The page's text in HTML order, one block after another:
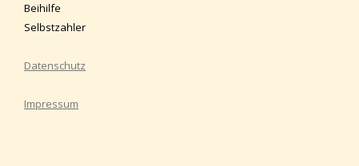
Beihilfe
Selbstzahler
Datenschutz
Impressum